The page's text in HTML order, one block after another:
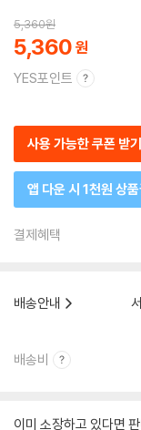
5,360원
5,360
YES포인트
사용 가능한 쿠폰 받기
앱 다운 시 1천원 상
결제혜택
배송안내
배송비
이미 소장하고 있다면